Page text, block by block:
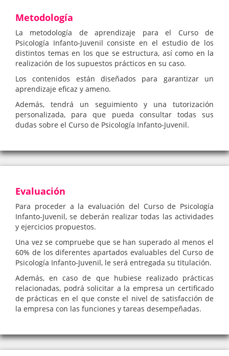
Metodología
La metodología de aprendizaje para el Curso de
Psicología Infanto-Juvenil consiste en el estudio de los
distintos temas en los que se estructura, así como en la
realización de los supuestos prácticos en su caso.
Los contenidos están diseñados para garantizar un
aprendizaje eficaz y ameno.
Además, tendrá un seguimiento y una tutorización
personalizada, para que pueda consultar todas sus
dudas sobre el Curso de Psicología Infanto-Juvenil.
Evaluación
Para proceder a la evaluación del Curso de Psicología
Infanto-Juvenil, se deberán realizar todas las actividades
y ejercicios propuestos.
Una vez se compruebe que se han superado al menos el
60% de los diferentes apartados evaluables del Curso de
Psicología Infanto-Juvenil, le será entregada su titulación.
Además, en caso de que hubiese realizado prácticas
relacionadas, podrá solicitar a la empresa un certificado
de prácticas en el que conste el nivel de satisfacción de
la empresa con las funciones y tareas desempeñadas.